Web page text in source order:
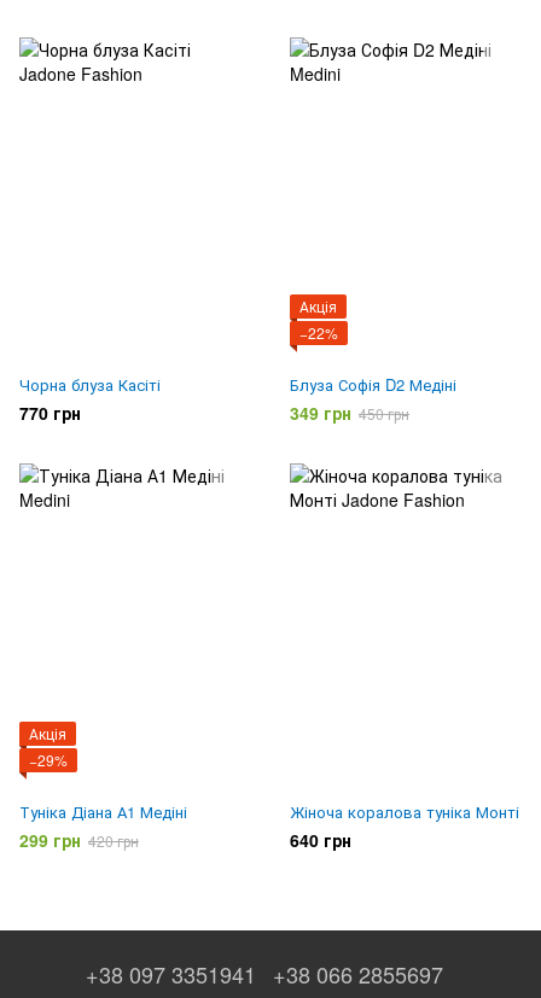
Чорна блуза Касіті
770 грн
Акція
−22%
Блуза Софія D2 Медіні
349 грн 450 грн
Акція
−29%
Туніка Діана А1 Медіні
299 грн 420 грн
Жіноча коралова туніка Монті
640 грн
+38 097 3351941 +38 066 2855697